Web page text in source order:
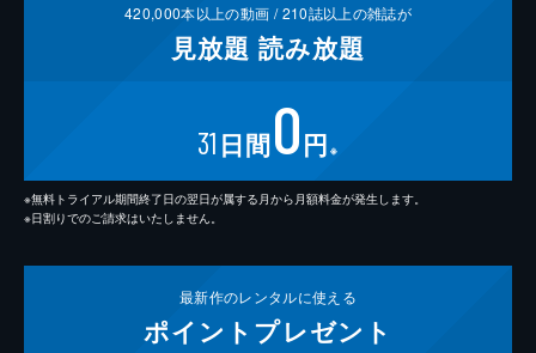
420,000本以上の動画 /210誌以上の雑誌が
見放題 読み放題
31 日間0円 ※
※無料トライアル期間終了日の翌日が属する月から月額料金が発生します。
※日割りでのご請求はいたしません。
最新作のレンタルに使える
ポイント プレゼント